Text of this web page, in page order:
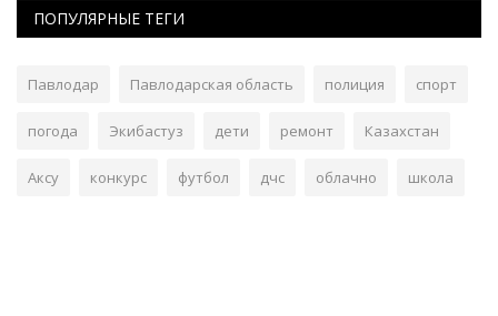
ПОПУЛЯРНЫЕ ТЕГИ
Павлодар Павлодарская область полиция спорт
погода Экибастуз дети ремонт Казахстан
Аксу конкурс футбол дчс облачно школа